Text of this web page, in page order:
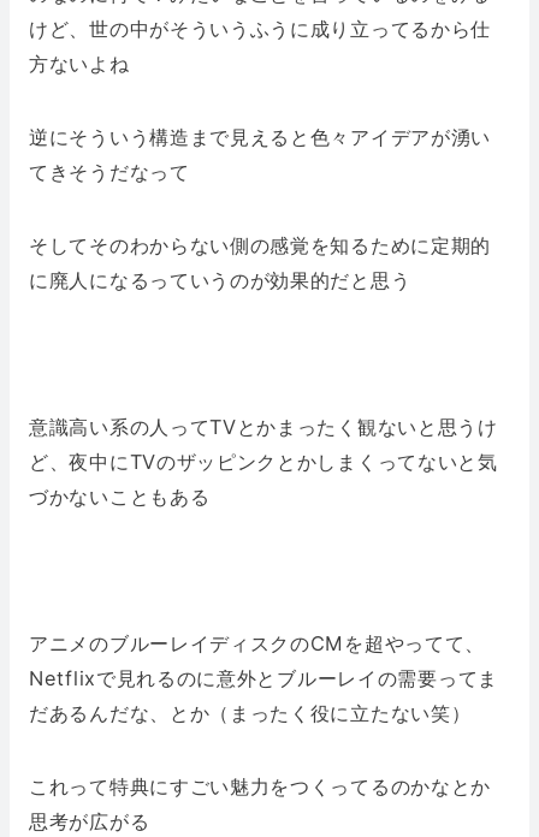
けど、世の中がそういうふうに成り立ってるから仕
方ないよね
逆にそういう構造まで見えると色々アイデアが湧い
てきそうだなって
そしてそのわからない側の感覚を知るために定期的
に廃人になるっていうのが効果的だと思う
意識高い系の人ってTVとかまったく観ないと思うけ
ど、夜中にTVのザッピンクとかしまくってないと気
づかないこともある
アニメのブルーレイディスクのCMを超やってて、
Netflixで見れるのに意外とブルーレイの需要ってま
だあるんだな、とか（まったく役に立たない笑）
これって特典にすごい魅力をつくってるのかなとか
思考が広がる